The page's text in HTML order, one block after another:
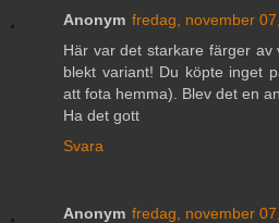
Anonym fredag, november
Här var det starkare färger
blekt variant! Du köpte inget
att fota hemma). Blev det en
Ha det gott
Svara
Anonym fredag, november